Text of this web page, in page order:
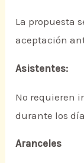
La propuesta
aceptación
Asistentes:
No requieren
durante los
Aranceles